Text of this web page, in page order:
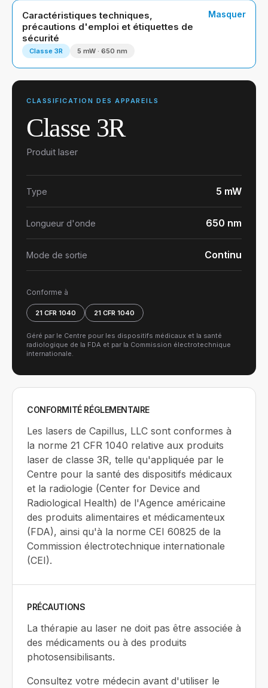
Caractéristiques techniques,
précautions d'emploi et étiquettes de
sécurité
Classe 3R 5 mW · 650 nm
Masquer
CLASSIFICATION DES APPAREILS
Classe 3R
Produit laser
Type 5 mW
Longueur d'onde 650 nm
Mode de sortie Continu
Conforme à
21 CFR 1040 21 CFR 1040
Géré par le Centre pour les dispositifs médicaux et la santé
radiologique de la FDA et par la Commission électrotechnique
internationale.
CONFORMITÉ RÉGLEMENTAIRE
Les lasers de Capillus, LLC sont conformes à
la norme 21 CFR 1040 relative aux produits
laser de classe 3R, telle qu'appliquée par le
Centre pour la santé des dispositifs médicaux
et la radiologie (Center for Device and
Radiological Health) de l'Agence américaine
des produits alimentaires et médicamenteux
(FDA), ainsi qu'à la norme CEI 60825 de la
Commission électrotechnique internationale
(CEI).
PRÉCAUTIONS
La thérapie au laser ne doit pas être associée à
des médicaments ou à des produits
photosensibilisants.
Consultez votre médecin avant d'utiliser le